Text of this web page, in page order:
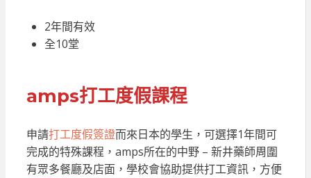
2年間有效
全10堂
amps打工度假課程
申請打工度假簽證而來日本的學生，可選擇1年間可
完成的特殊課程，amps所在的中野 – 新井藥師周圍
有眾多餐廳及店面，學校會協助提供打工資訊，方便